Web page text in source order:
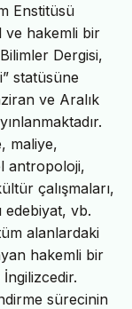
Enstitüsü
ve hakemli bir
Dergisi,
statüsüne
ve Aralık
maliye,
antropoloji,
çalışmaları,
edebiyat, vb.
alanlardaki
hakemli bir
sürecinin